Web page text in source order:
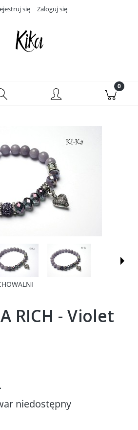
się Zaloguj się
RICH - Violet
niedostępny